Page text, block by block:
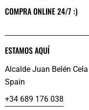
COMPRA ONLINE 24/7 :)
ESTAMOS AQUÍ
Alcalde Juan Belén
Spain
+34 689 176 038